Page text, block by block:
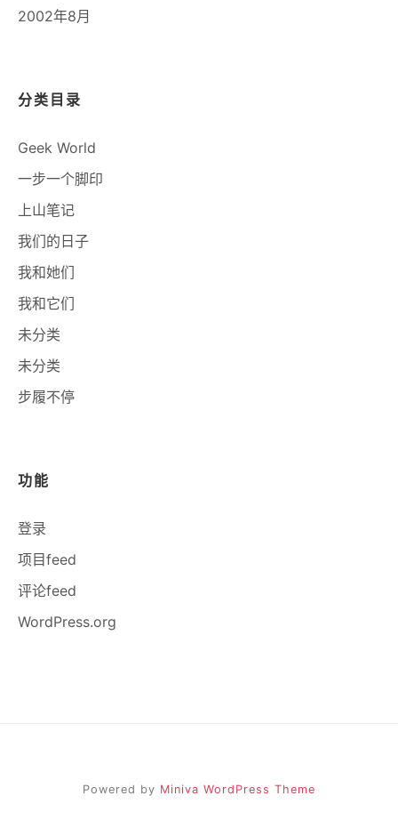
2002年8月
分类目录
Geek World
一步一个脚印
上山笔记
我们的日子
我和她们
我和它们
未分类
未分类
步履不停
功能
登录
项目feed
评论feed
WordPress.org
Powered by Miniva WordPress Theme